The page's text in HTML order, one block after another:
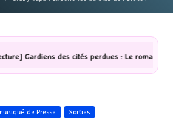
des cités perdues : Le roman graphique
de Presse Sorties